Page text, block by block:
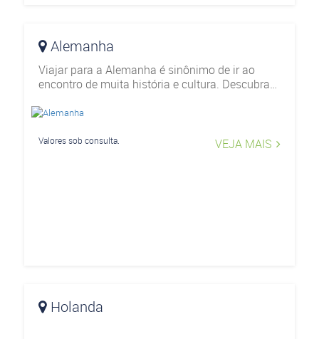
Alemanha
Viajar para a Alemanha é sinônimo de ir ao
encontro de muita história e cultura. Descubra
nossos roteiros de viagem.
Valores sob consulta. VEJA MAIS
Holanda